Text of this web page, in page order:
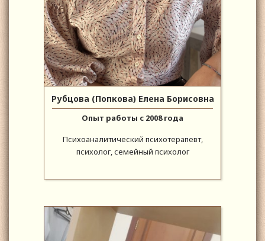
Рубцова (Попкова) Елена Борисовна
Опыт работы с 2008 года
Психоаналитический психотерапевт,
психолог, семейный психолог